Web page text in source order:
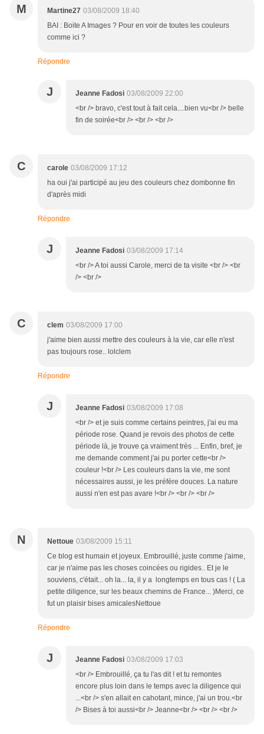
M Martine27 03/08/2009 18:40
BAI : Boite A Images ? Pour en voir de toutes les couleurs
comme ici ?
Répondre
J Jeanne Fadosi 03/08/2009 22:00
<br /> bravo, c'est tout à fait cela....bien vu<br /> belle
fin de soirée<br /> <br /> <br />
C carole 03/08/2009 17:12
ha oui j'ai participé au jeu des couleurs chez dombonne fin
d'après midi
Répondre
J Jeanne Fadosi 03/08/2009 17:14
<br /> A toi aussi Carole, merci de ta visite <br /> <br
/> <br />
C clem 03/08/2009 17:00
j'aime bien aussi mettre des couleurs à la vie, car elle n'est
pas toujours rose.. lolclem
Répondre
J Jeanne Fadosi 03/08/2009 17:08
<br /> et je suis comme certains peintres, j'ai eu ma
période rose. Quand je revois des photos de cette
période là, je trouve ça vraiment très ... Enfin, bref, je
me demande comment j'ai pu porter cette<br />
couleur !<br /> Les couleurs dans la vie, me sont
nécessaires aussi, je les préfère douces. La nature
aussi n'en est pas avare !<br /> <br /> <br />
N Nettoue 03/08/2009 15:11
Ce blog est humain et joyeux. Embrouillé, juste comme j'aime,
car je n'aime pas les choses coincées ou rigides.. Et je le
souviens, c'était... oh la... la, il y a longtemps en tous cas ! ( La
petite diligence, sur les beaux chemins de France... )Merci, ce
fut un plaisir bises amicalesNettoue
Répondre
J Jeanne Fadosi 03/08/2009 17:03
<br /> Embrouillé, ça tu l'as dit ! et tu remontes
encore plus loin dans le temps avec la diligence qui
...<br /> s'en allait en cahotant, mince, j'ai un trou.<br
/> Bises à toi aussi<br /> Jeanne<br /> <br /> <br />